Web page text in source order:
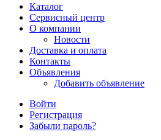
Каталог
Сервисный центр
О компании
Новости
Доставка и оплата
Контакты
Объявления
Добавить объявление
Войти
Регистрация
Забыли пароль?